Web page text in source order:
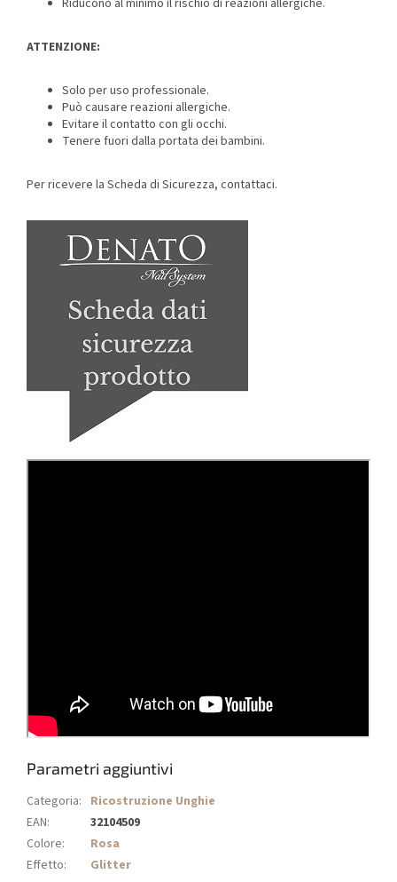
Riducono al minimo il rischio di reazioni allergiche.
ATTENZIONE:
Solo per uso professionale.
Può causare reazioni allergiche.
Evitare il contatto con gli occhi.
Tenere fuori dalla portata dei bambini.
Per ricevere la Scheda di Sicurezza, contattaci.
Parametri aggiuntivi
Categoria: Ricostruzione Unghie
EAN:
32104509
Colore:
Rosa
Effetto: Glitter